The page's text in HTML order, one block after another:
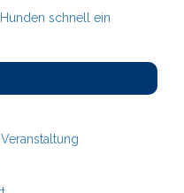
schnell ein